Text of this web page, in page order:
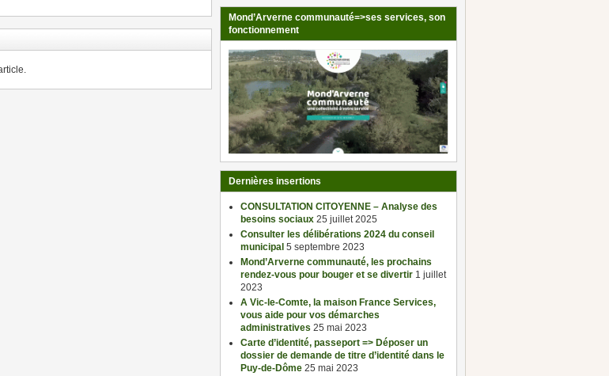
Mond’Arverne communauté=>ses services, son
fonctionnement
Dernières insertions
CONSULTATION CITOYENNE – Analyse des
besoins sociaux 25 juillet 2025
Consulter les délibérations 2024 du conseil
municipal 5 septembre 2023
Mond’Arverne communauté, les prochains
rendez-vous pour bouger et se divertir 1 juillet
2023
A Vic-le-Comte, la maison France Services,
vous aide pour vos démarches
administratives 25 mai 2023
Carte d’identité, passeport => Déposer un
dossier de demande de titre d’identité dans le
Puy-de-Dôme 25 mai 2023